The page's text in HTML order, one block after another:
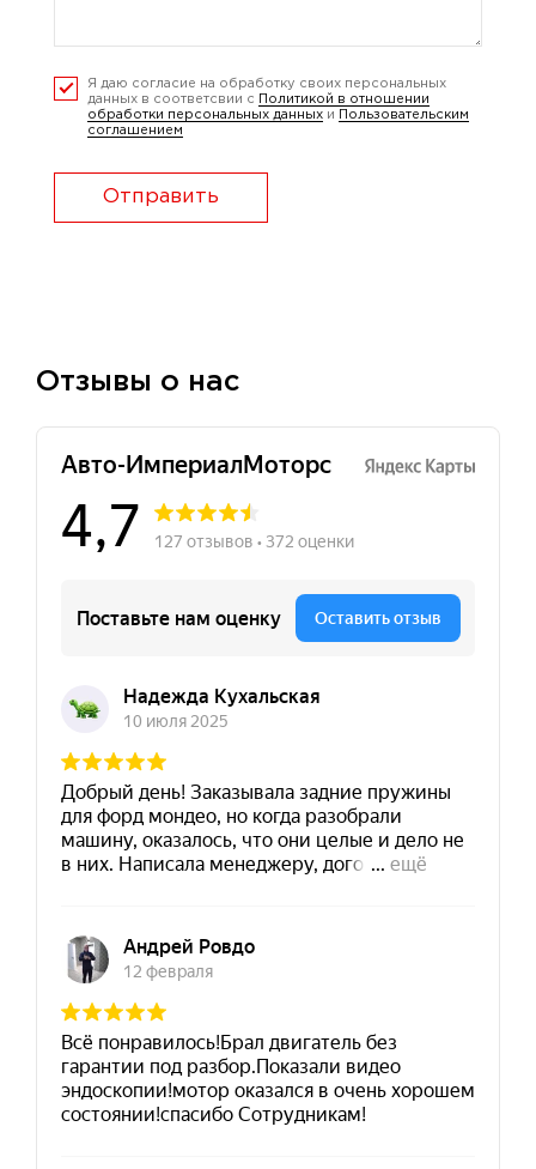
Я даю согласие на обработку своих персональных
данных в соответсвии с
Политикой в отношении
обработки персональных данных и
Пользовательским
соглашением
Отправить
Отзывы о нас